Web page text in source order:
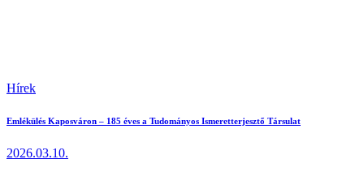
Hírek
Emlékülés Kaposváron – 185 éves a Tudományos Ismeretterjesztő Társulat
2026.03.10.